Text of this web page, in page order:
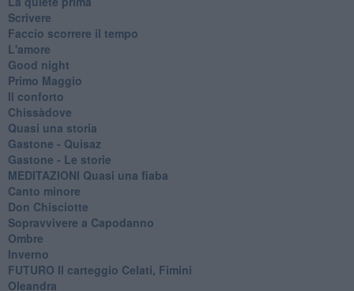
Scrivere
Faccio scorrere il tempo
L'amore
Good night
Primo Maggio
Il conforto
Chissàdove
Quasi una storia
Gastone - Quisaz
Gastone - Le storie
MEDITAZIONI Quasi una fiaba
Canto minore
Don Chisciotte
Sopravvivere a Capodanno
Ombre
Inverno
FUTURO Il carteggio Celati, Fimini
Oleandra